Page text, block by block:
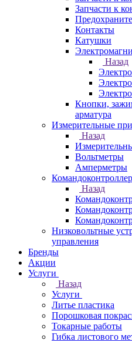
Запчасти к
Контакты
Катушки
Назад
Кнопки,
арматура
Измерительные
Назад
Вольтметры
Амперметры
Назад
Низковольтные
управления
Бренды
Акции
Услуги
Назад
Услуги
Литье пластика
Порошковая
Токарные работы
Гибка листового